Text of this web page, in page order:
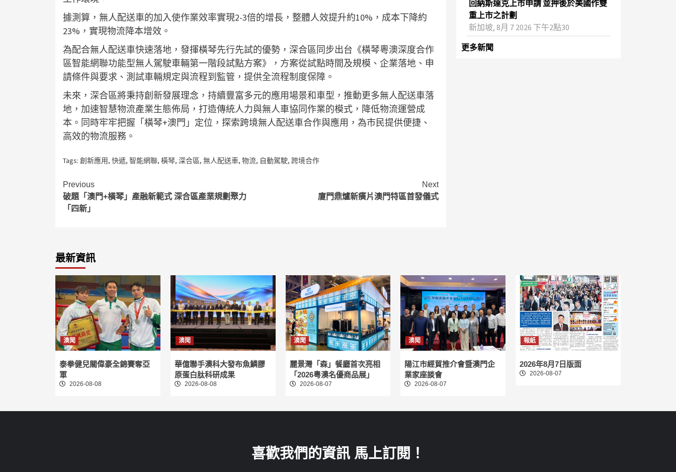
據測算，無人配送車的加入使作業效率實現2-3倍的增長，整體人效提升約10%，成本下降約
23%，實現物流降本增效。
為配合無人配送車快速落地，發揮橫琴先行先試的優勢，深合區同步出台《橫琴粵澳深度合作
區智能網聯功能型無人駕駛車輛第一階段試點方案》，方案從試點時間及規模、企業落地、申
請條件與要求、測試車輛規定與流程到監管，提供全流程制度保障。
未來，深合區將秉持創新發展理念，持續豐富多元的應用場景和車型，推動更多無人配送車落
地，加速智慧物流產業生態佈局，打造傳統人力與無人車協同作業的模式，降低物流運營成
本。同時牢牢把握「橫琴+澳門」定位，探索跨境無人配送車合作與應用，為市民提供便捷、
高效的物流服務。
Tags: 創新應用, 快遞, 智能網聯, 橫琴, 深合區, 無人配送車, 物流, 自動駕駛, 跨境合作
Continue
Reading
Previous
破題「澳門+橫琴」產融新範式 深合區產業規劃聚力
「四新」
Next
廈門鼎爐新癀片澳門特區首發儀式
回納斯達克上市申請 並押後於美國作雙
重上市之計劃
新加坡, 8月 7 2026 下午2點30
更多新聞
最新資訊
澳聞
泰拳健兒關偉豪全錦賽奪亞
軍
2026-08-08
澳聞
華億聯手澳科大發布魚鱗膠
原蛋白肽科研成果
2026-08-08
澳聞
麗景灣「森」餐廳首次亮相
「2026粵澳名優商品展」
2026-08-07
澳聞
陽江市經貿推介會暨澳門企
業家座談會
2026-08-07
報紙
2026年8月7日版面
2026-08-07
喜歡我們的資訊 馬上訂閱！